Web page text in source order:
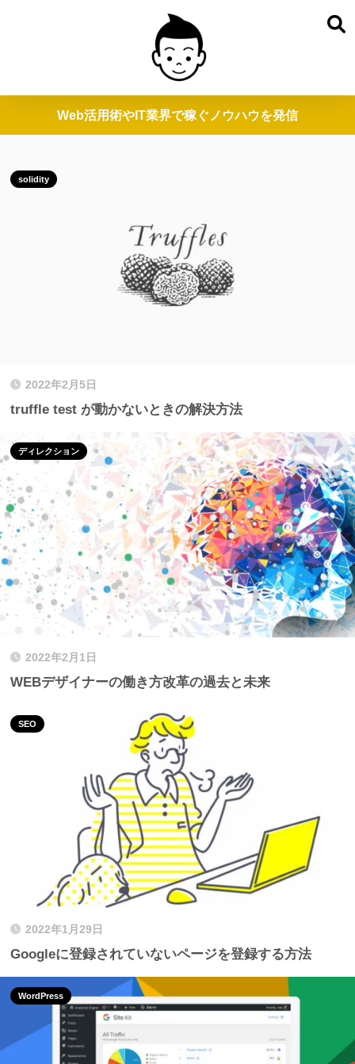
Web活用術やIT業界で稼ぐノウハウを発信
2022年2月5日
truffle test が動かないときの解決方法
solidity
2022年2月1日
WEBデザイナーの働き方改革の過去と未来
ディレクション
2022年1月29日
Googleに登録されていないページを登録する方法
SEO
WordPress